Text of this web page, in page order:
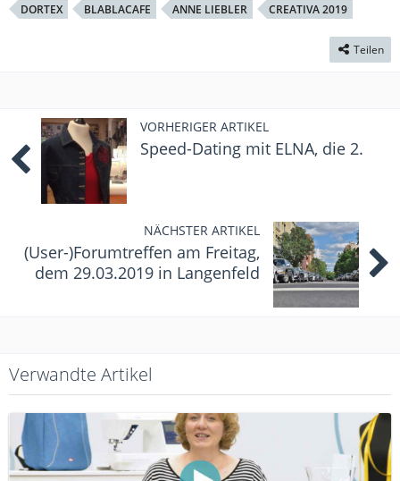
DORTEX BLABLACAFE ANNE LIEBLER CREATIVA 2019
Teilen
VORHERIGER ARTIKEL
Speed-Dating mit ELNA, die 2.
NÄCHSTER ARTIKEL
(User-)Forumtreffen am Freitag,
dem 29.03.2019 in Langenfeld
Verwandte Artikel